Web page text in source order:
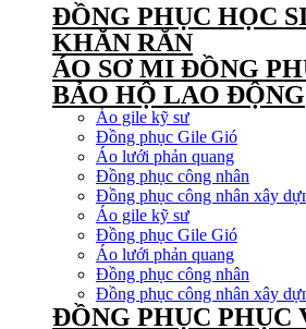
ĐỒNG PHỤC HỌC
KHĂN RẰN
ÁO SƠ MI ĐỒNG
BẢO HỘ LAO ĐỘNG
Áo gile kỹ sư
Đồng phục Gile Gió
Áo lưới phản quang
Đồng phục công nhân
Đồng phục công nhân xây
Áo gile kỹ sư
Đồng phục Gile Gió
Áo lưới phản quang
Đồng phục công nhân
Đồng phục công nhân xây
ĐỒNG PHỤC PHỤC